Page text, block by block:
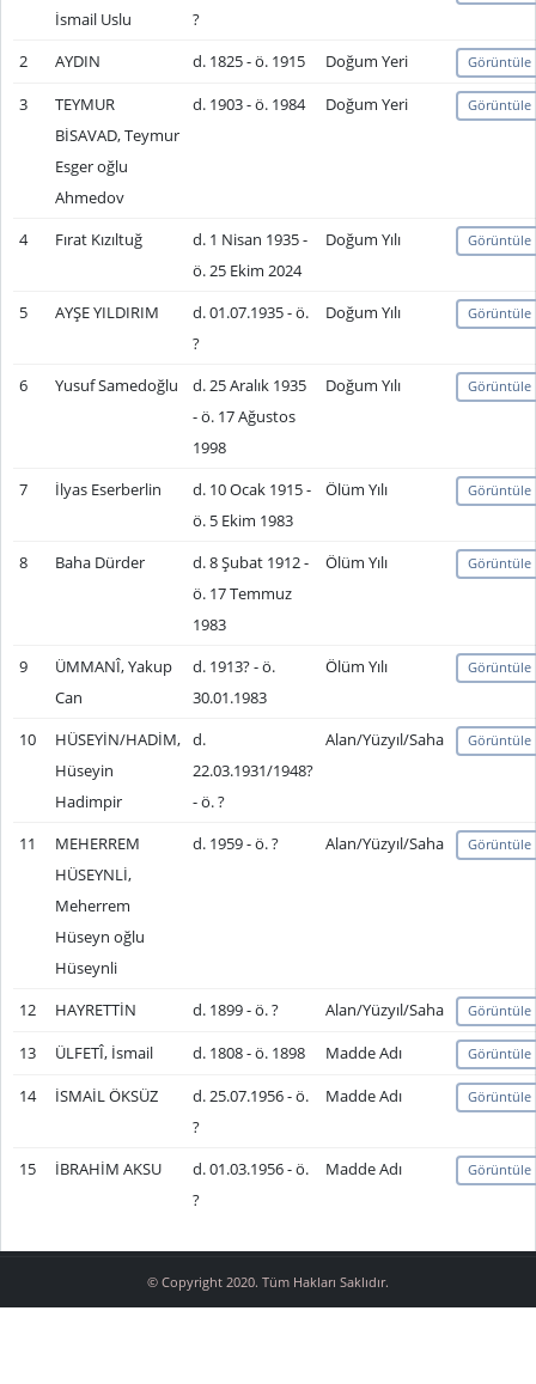
İsmail Uslu
?
2 AYDIN d. 1825 - ö. 1915 Doğum Yeri Görüntüle
3
TEYMUR
BİSAVAD, Teymur
Esger oğlu
Ahmedov
d. 1903 - ö. 1984 Doğum Yeri Görüntüle
4 Fırat Kızıltuğ
d. 1 Nisan 1935 -
ö. 25 Ekim 2024
Doğum Yılı Görüntüle
5 AYŞE YILDIRIM
d. 01.07.1935 - ö.
?
Doğum Yılı Görüntüle
6 Yusuf Samedoğlu
d. 25 Aralık 1935
- ö. 17 Ağustos
1998
Doğum Yılı Görüntüle
7 İlyas Eserberlin
d. 10 Ocak 1915 -
ö. 5 Ekim 1983
Ölüm Yılı Görüntüle
8 Baha Dürder
d. 8 Şubat 1912 -
ö. 17 Temmuz
1983
Ölüm Yılı Görüntüle
9
ÜMMANÎ, Yakup
Can
d. 1913? - ö.
30.01.1983
Ölüm Yılı Görüntüle
10
HÜSEYİN/HADİM,
Hüseyin
Hadimpir
d.
22.03.1931/1948?
- ö. ?
Alan/Yüzyıl/Saha Görüntüle
11
MEHERREM
HÜSEYNLİ,
Meherrem
Hüseyn oğlu
Hüseynli
d. 1959 - ö. ? Alan/Yüzyıl/Saha Görüntüle
12 HAYRETTİN d. 1899 - ö. ? Alan/Yüzyıl/Saha Görüntüle
13 ÜLFETÎ, İsmail d. 1808 - ö. 1898 Madde Adı Görüntüle
14 İSMAİL ÖKSÜZ
d. 25.07.1956 - ö.
?
Madde Adı Görüntüle
15 İBRAHİM AKSU
d. 01.03.1956 - ö.
?
Madde Adı Görüntüle
© Copyright 2020. Tüm Hakları Saklıdır.